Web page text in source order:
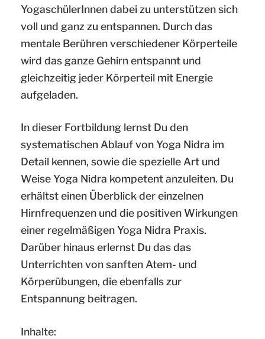
YogaschülerInnen dabei zu unterstützen sich
voll und ganz zu entspannen. Durch das
mentale Berühren verschiedener Körperteile
wird das ganze Gehirn entspannt und
gleichzeitig jeder Körperteil mit Energie
aufgeladen.
In dieser Fortbildung lernst Du den
systematischen Ablauf von Yoga Nidra im
Detail kennen, sowie die spezielle Art und
Weise Yoga Nidra kompetent anzuleiten. Du
erhältst einen Überblick der einzelnen
Hirnfrequenzen und die positiven Wirkungen
einer regelmäßigen Yoga Nidra Praxis.
Darüber hinaus erlernst Du das das
Unterrichten von sanften Atem- und
Körperübungen, die ebenfalls zur
Entspannung beitragen.
Inhalte: